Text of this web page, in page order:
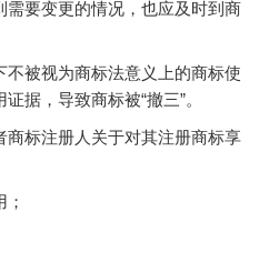
需要变更的情况，也应及时到商
不被视为商标法意义上的商标使
据，导致商标被“撤三”。
商标注册人关于对其注册商标享